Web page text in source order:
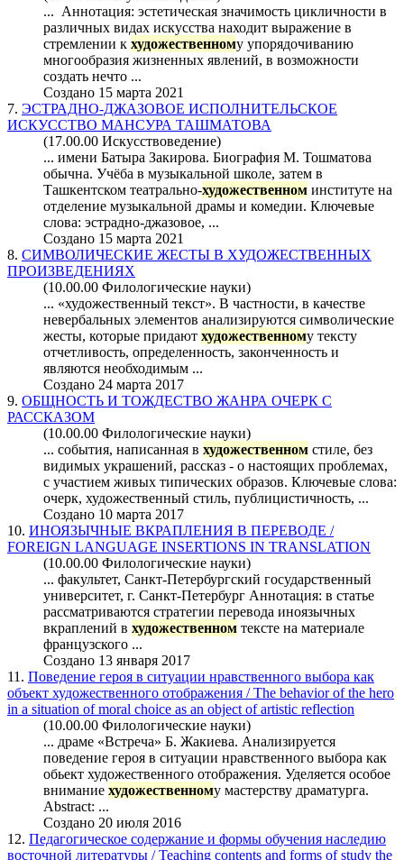
... Аннотация: эстетическая значимость цикличности в
различных видах искусства находит выражение в
стремлении к художественному упорядочиванию
многообразия жизненных явлений, в возможности
создать нечто ...
Создано 15 марта 2021
7. ЭСТРАДНО-ДЖАЗОВОЕ ИСПОЛНИТЕЛЬСКОЕ
ИСКУССТВО МАНСУРА ТАШМАТОВА
(17.00.00 Искусствоведение)
... имени Батыра Закирова. Биография М. Тошматова
обычна. Учёба в музыкальной школе, затем в
Ташкентском театрально-художественном институте на
отделение музыкальной драмы и комедии. Ключевые
слова: эстрадно-джазовое, ...
Создано 15 марта 2021
8. СИМВОЛИЧЕСКИЕ ЖЕСТЫ В ХУДОЖЕСТВЕННЫХ
ПРОИЗВЕДЕНИЯХ
(10.00.00 Филологические науки)
... «художественный текст». В частности, в качестве
невербальных элементов анализируются символические
жесты, которые придают художественному тексту
отчетливость, определенность, законченность и
являются необходимым ...
Создано 24 марта 2017
9. ОБЩНОСТЬ И ТОЖДЕСТВО ЖАНРА ОЧЕРК С
РАССКАЗОМ
(10.00.00 Филологические науки)
... события, написанная в художественном стиле, без
видимых украшений, рассказ - о настоящих проблемах,
с участием живых типических образов. Ключевые слова:
очерк, художественный стиль, публицистичность, ...
Создано 10 марта 2017
10. ИНОЯЗЫЧНЫЕ ВКРАПЛЕНИЯ В ПЕРЕВОДЕ /
FOREIGN LANGUAGE INSERTIONS IN TRANSLATION
(10.00.00 Филологические науки)
... факультет, Санкт-Петербургский государственный
университет, г. Санкт-Петербург Аннотация: в статье
рассматриваются стратегии перевода иноязычных
вкраплений в художественном тексте на материале
французского ...
Создано 13 января 2017
11. Поведение героя в ситуации нравственного выбора как
объект художественного отображения / The behavior of the hero
in a situation of moral choice as an object of artistic reflection
(10.00.00 Филологические науки)
... драме «Встреча» Б. Жакиева. Анализируется
поведение героя в ситуации нравственного выбора как
обьект художественного отображения. Уделяется особое
внимание художественному мастерству драматурга.
Abstract: ...
Создано 20 июля 2016
12. Педагогическое содержание и формы обучения наследию
восточной литературы / Teaching contents and forms of study the